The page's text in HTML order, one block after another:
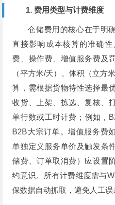
1. 费用类型与计费维度
仓储费用的核心在于明
直接影响成本核算的准确
费、操作费、增值服务费及
（平方米/天）、体积（立方
算，需根据货物特性选择最
收货、上架、拣选、复核、
单行数或工时计费；例如，
B2B大宗订单。增值服务费
单独定义服务单价及触发条
储费、订单取消费）应设置
约意识。所有计费维度需与
保数据自动抓取，避免人工误